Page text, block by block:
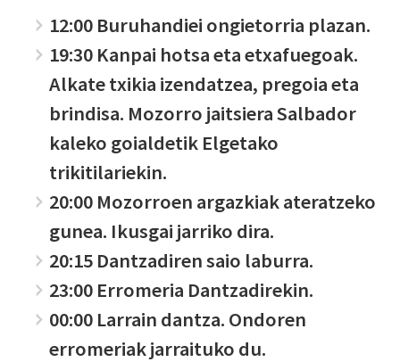
12:00 Buruhandiei ongietorria plazan.
19:30 Kanpai hotsa eta etxafuegoak.
Alkate txikia izendatzea, pregoia eta
brindisa. Mozorro jaitsiera Salbador
kaleko goialdetik Elgetako
trikitilariekin.
20:00 Mozorroen argazkiak ateratzeko
gunea. Ikusgai jarriko dira.
20:15 Dantzadiren saio laburra.
23:00 Erromeria Dantzadirekin.
00:00 Larrain dantza. Ondoren
erromeriak jarraituko du.